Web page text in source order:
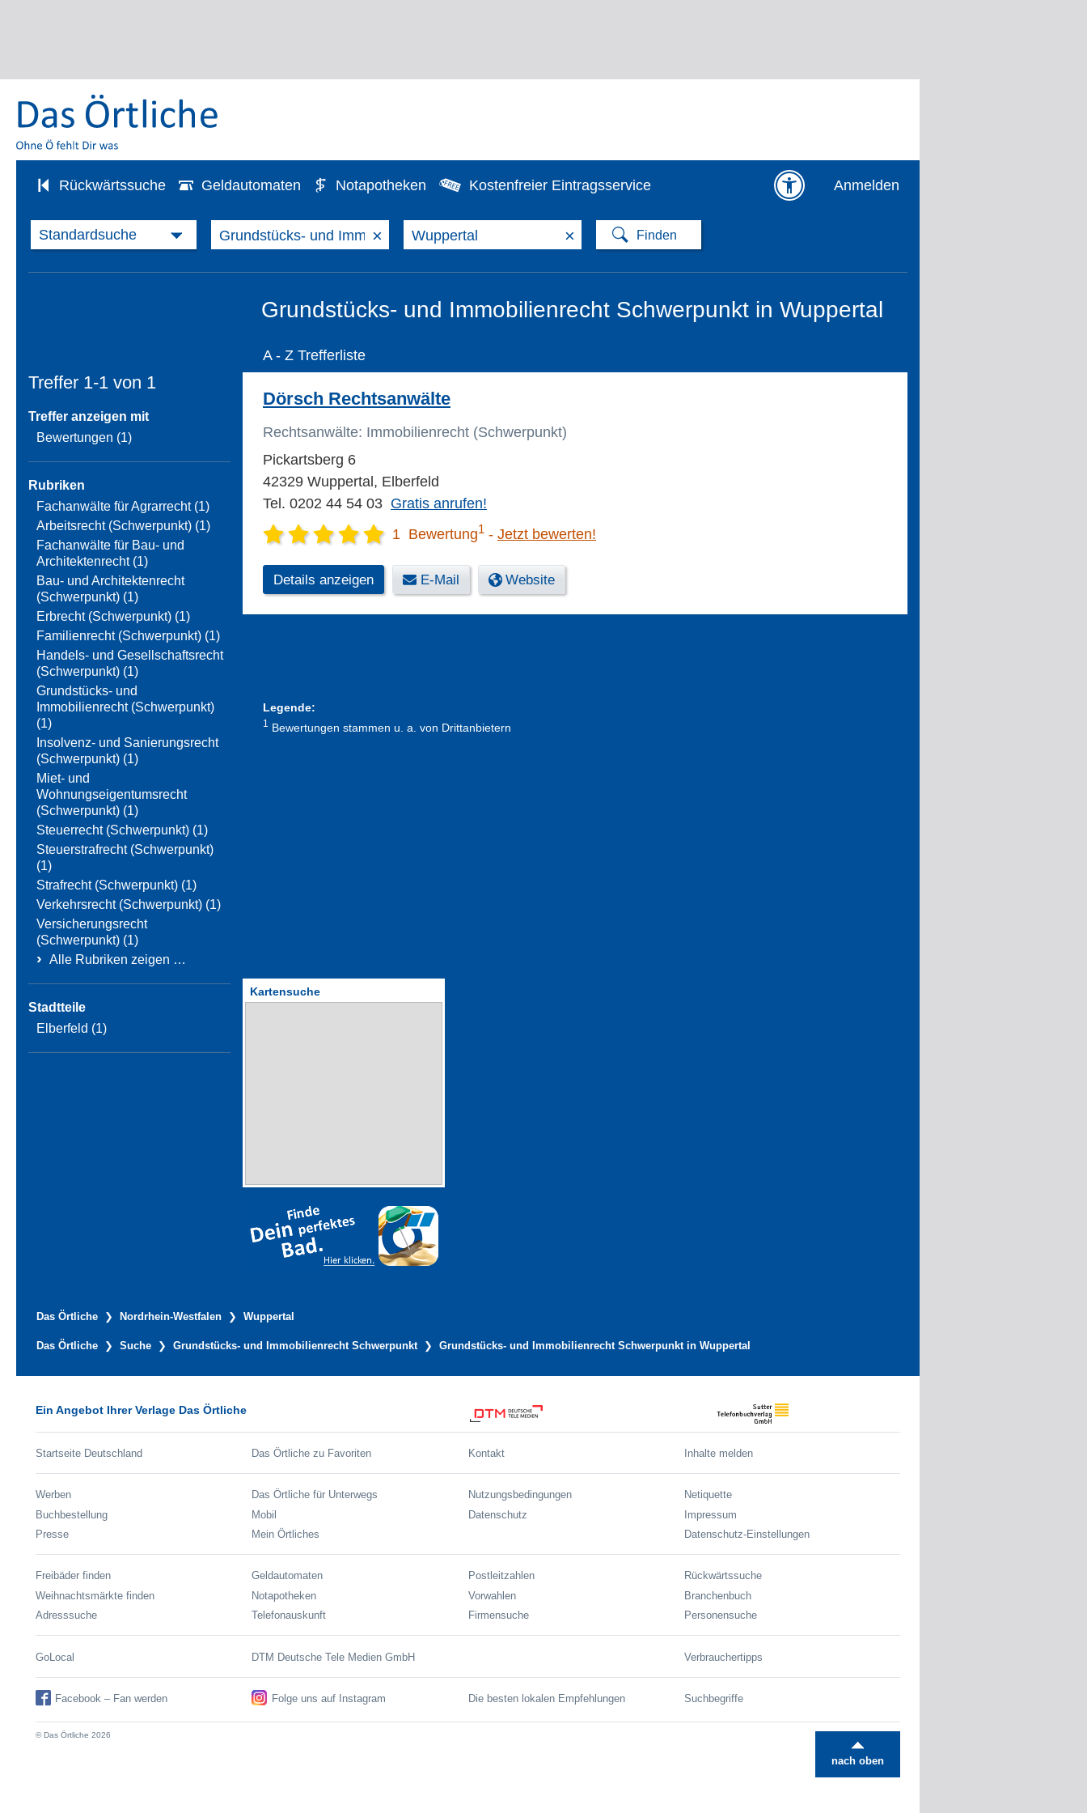
Rückwärtssuche Geldautomaten Notapotheken Kostenfreier Eintragsservice Anmelden
× ×
Grundstücks- und Immobilienrecht Schwerpunkt in Wuppertal
Treffer 1-1 von 1
Treffer anzeigen mit
Bewertungen (1)
Rubriken
Fachanwälte für Agrarrecht (1)
Arbeitsrecht (Schwerpunkt) (1)
Fachanwälte für Bau- und
Architektenrecht (1)
Bau- und Architektenrecht
(Schwerpunkt) (1)
Erbrecht (Schwerpunkt) (1)
Familienrecht (Schwerpunkt) (1)
Handels- und Gesellschaftsrecht
(Schwerpunkt) (1)
Grundstücks- und
Immobilienrecht (Schwerpunkt)
(1)
Insolvenz- und Sanierungsrecht
(Schwerpunkt) (1)
Miet- und
Wohnungseigentumsrecht
(Schwerpunkt) (1)
Steuerrecht (Schwerpunkt) (1)
Steuerstrafrecht (Schwerpunkt)
(1)
Strafrecht (Schwerpunkt) (1)
Verkehrsrecht (Schwerpunkt) (1)
Versicherungsrecht
(Schwerpunkt) (1)
› Alle Rubriken zeigen …
Stadtteile
Elberfeld (1)
A - Z Trefferliste
Dörsch Rechtsanwälte
Rechtsanwälte: Immobilienrecht (Schwerpunkt)
Pickartsberg 6
42329 Wuppertal, Elberfeld
Tel. 0202 44 54 03 Gratis anrufen!
1 Bewertung1 Jetzt bewerten!
Details anzeigen E-Mail Website
Legende:
1 Bewertungen stammen u. a. von Drittanbietern
Kartensuche
Das Örtliche Nordrhein-Westfalen Wuppertal
Das Örtliche Suche Grundstücks- und Immobilienrecht Schwerpunkt Grundstücks- und Immobilienrecht Schwerpunkt in Wuppertal
Ein Angebot Ihrer Verlage Das Örtliche
Startseite Deutschland Das Örtliche zu Favoriten Kontakt Inhalte melden
Werben
Buchbestellung
Presse
Das Örtliche für Unterwegs
Mobil
Mein Örtliches
Nutzungsbedingungen
Datenschutz
Netiquette
Impressum
Datenschutz-Einstellungen
Freibäder finden
Weihnachtsmärkte finden
Adresssuche
Geldautomaten
Notapotheken
Telefonauskunft
Postleitzahlen
Vorwahlen
Firmensuche
Rückwärtssuche
Branchenbuch
Personensuche
GoLocal DTM Deutsche Tele Medien GmbH Verbrauchertipps
Facebook – Fan werden Folge uns auf Instagram Die besten lokalen Empfehlungen Suchbegriffe
© Das Örtliche 2026
nach oben